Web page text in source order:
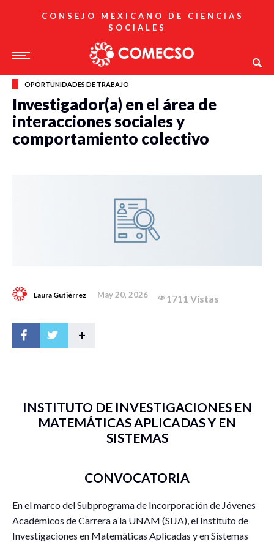
CONSEJO MEXICANO DE CIENCIAS
SOCIALES
OPORTUNIDADES DE TRABAJO
Investigador(a) en el área de
interacciones sociales y
comportamiento colectivo
Laura Gutiérrez May 20, 2026 1711 Vistas
+
INSTITUTO DE INVESTIGACIONES EN
MATEMÁTICAS APLICADAS Y EN
SISTEMAS
CONVOCATORIA
En el marco del Subprograma de Incorporación de Jóvenes
Académicos de Carrera a la UNAM (SIJA), el Instituto de
Investigaciones en Matemáticas Aplicadas y en Sistemas